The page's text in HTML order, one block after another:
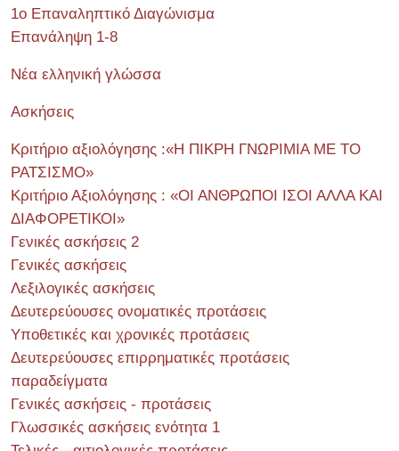
1ο Επαναληπτικό Διαγώνισμα
Επανάληψη 1-8
Νέα ελληνική γλώσσα
Ασκήσεις
Κριτήριο αξιολόγησης :«Η ΠΙΚΡΗ ΓΝΩΡΙΜΙΑ ΜΕ ΤΟ
ΡΑΤΣΙΣΜΟ»
Κριτήριο Αξιολόγησης : «ΟΙ ΑΝΘΡΩΠΟΙ ΙΣΟΙ ΑΛΛΑ ΚΑΙ
ΔΙΑΦΟΡΕΤΙΚΟΙ»
Γενικές ασκήσεις 2
Γενικές ασκήσεις
Λεξιλογικές ασκήσεις
Δευτερεύουσες ονοματικές προτάσεις
Υποθετικές και χρονικές προτάσεις
Δευτερεύουσες επιρρηματικές προτάσεις
παραδείγματα
Γενικές ασκήσεις - προτάσεις
Γλωσσικές ασκήσεις ενότητα 1